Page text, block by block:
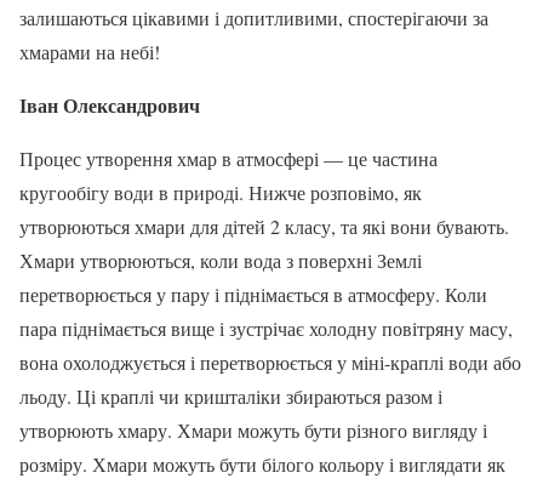
залишаються цікавими і допитливими, спостерігаючи за
хмарами на небі!
Іван Олександрович
Процес утворення хмар в атмосфері — це частина
кругообігу води в природі. Нижче розповімо, як
утворюються хмари для дітей 2 класу, та які вони бувають.
Хмари утворюються, коли вода з поверхні Землі
перетворюється у пару і піднімається в атмосферу. Коли
пара піднімається вище і зустрічає холодну повітряну масу,
вона охолоджується і перетворюється у міні-краплі води або
льоду. Ці краплі чи кришталіки збираються разом і
утворюють хмару. Хмари можуть бути різного вигляду і
розміру. Хмари можуть бути білого кольору і виглядати як